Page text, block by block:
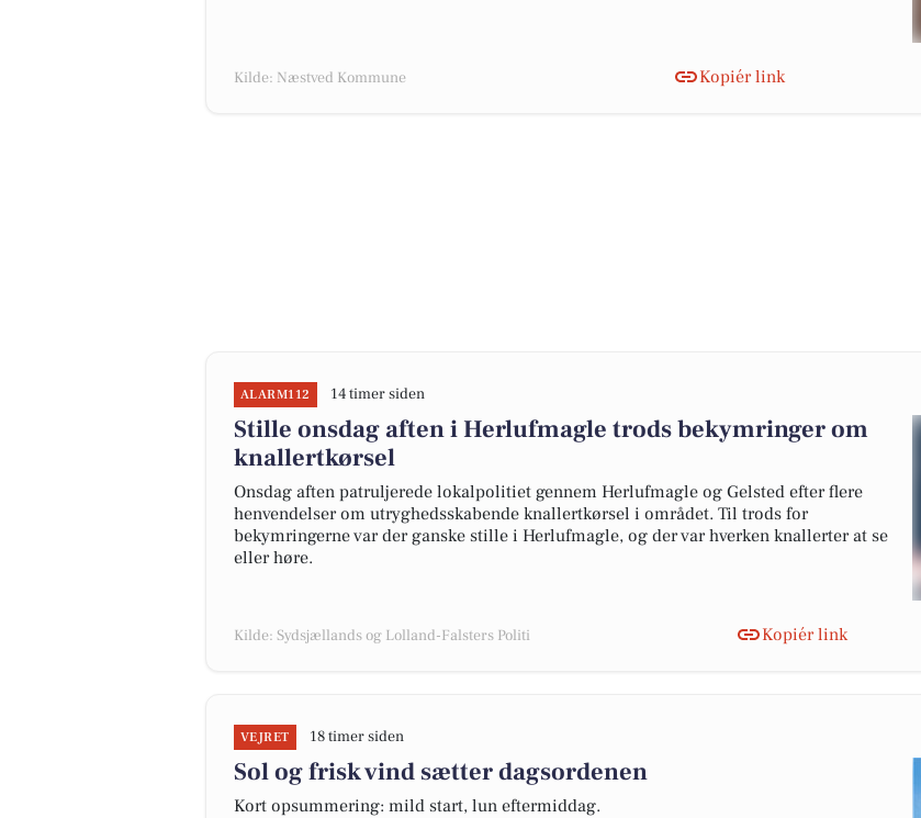
Kilde: Næstved Kommune Kopiér link
ALARM112 14 timer siden
Stille onsdag aften i Herlufmagle trods bekymringer om
knallertkørsel
Onsdag aften patruljerede lokalpolitiet gennem Herlufmagle og Gelsted efter flere
henvendelser om utryghedsskabende knallertkørsel i området. Til trods for
bekymringerne var der ganske stille i Herlufmagle, og der var hverken knallerter at se
eller høre.
Kilde: Sydsjællands og Lolland-Falsters Politi Kopiér link
VEJRET 18 timer siden
Sol og frisk vind sætter dagsordenen
Kort opsummering: mild start, lun eftermiddag.